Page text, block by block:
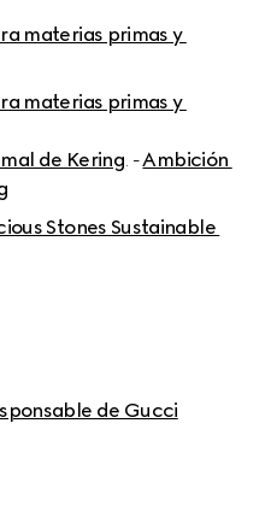
materias primas y
materias primas y
de Kering. - Ambición
Stones Sustainable
de Gucci